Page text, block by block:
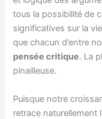
tous la possibilité de
significatives sur la
que chacun d’entre
pensée critique. La
pinailleuse.
Puisque notre
retrace